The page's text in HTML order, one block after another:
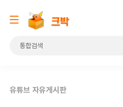
유튜브 자유게시판